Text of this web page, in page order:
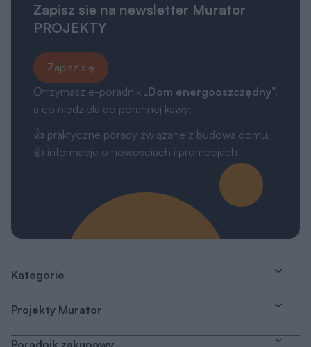
Zapisz sie na newsletter Murator
PROJEKTY
Zapisz się
Otrzymasz e-poradnik „Dom energooszczędny”,
a co niedziela do porannej kawy:
👍 praktyczne porady związane z budową domu,
👍 informacje o nowościach i promocjach.
Kategorie
Projekty Murator